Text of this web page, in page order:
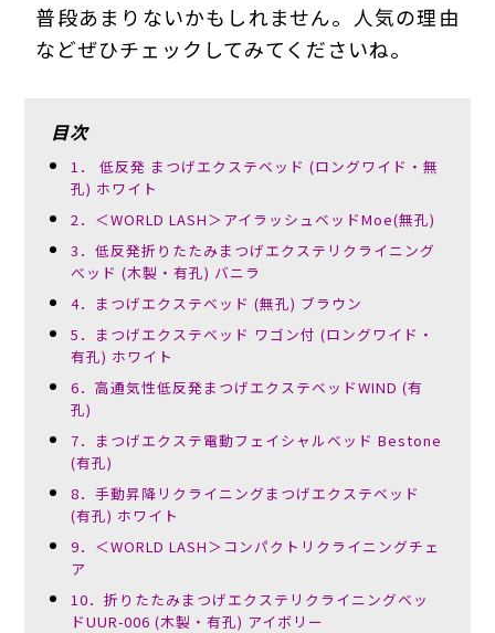
普段あまりないかもしれません。人気の理由
などぜひチェックしてみてくださいね。
目次
1． 低反発 まつげエクステベッド (ロングワイド・無
孔) ホワイト
2．＜WORLD LASH＞アイラッシュベッドMoe(無孔)
3．低反発折りたたみまつげエクステリクライニング
べッド (木製・有孔) バニラ
4．まつげエクステベッド (無孔) ブラウン
5．まつげエクステベッド ワゴン付 (ロングワイド・
有孔) ホワイト
6．高通気性低反発まつげエクステベッドWIND (有
孔)
7．まつげエクステ電動フェイシャルベッド Bestone
(有孔)
8．手動昇降リクライニングまつげエクステベッド
(有孔) ホワイト
9．＜WORLD LASH＞コンパクトリクライニングチェ
ア
10．折りたたみまつげエクステリクライニングベッ
ドUUR-006 (木製・有孔) アイボリー